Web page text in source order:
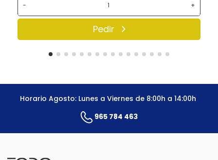
- +
Pedir
Horario Agosto: Lunes a Viernes de 8:00h a 14:00h
965 784 463